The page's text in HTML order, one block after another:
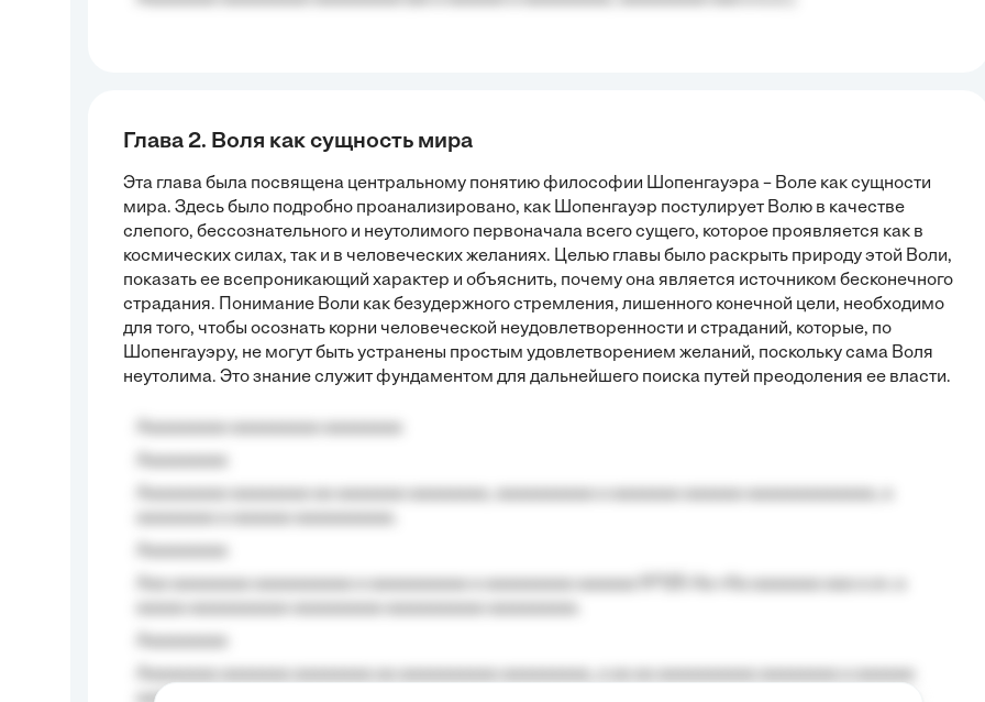
Глава 2. Воля как сущность мира
Эта глава была посвящена центральному понятию философии Шопенгауэра – Воле как сущности
мира. Здесь было подробно проанализировано, как Шопенгауэр постулирует Волю в качестве
слепого, бессознательного и неутолимого первоначала всего сущего, которое проявляется как в
космических силах, так и в человеческих желаниях. Целью главы было раскрыть природу этой Воли,
показать ее всепроникающий характер и объяснить, почему она является источником бесконечного
страдания. Понимание Воли как безудержного стремления, лишенного конечной цели, необходимо
для того, чтобы осознать корни человеческой неудовлетворенности и страданий, которые, по
Шопенгауэру, не могут быть устранены простым удовлетворением желаний, поскольку сама Воля
неутолима. Это знание служит фундаментом для дальнейшего поиска путей преодоления ее власти.